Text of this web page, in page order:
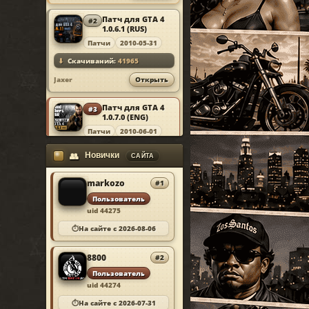
▦ Traffic Load
◉ Ultimate Camera Control
MOD
#2 Патч для GTA 4
1.0.6.1 (RUS)
Патчи
2010-05-31
⬇ Скачиваний: 41965
Jaxer
Открыть
MOD
#3 Патч для GTA 4
1.0.7.0 (ENG)
Патчи
2010-06-01
⬇
Jaxer
Открыть
MOD
#4 Simple Native
Trainer v6.5
Скрипты
2013-03-09
⬇ Скачиваний:41788
Alex9581
Открыть
MOD
#5 Chikamru Real
Traffic v1.0
👥 Новички САЙТА
markozo
#1
Пользователь
uid 44275
⏱На сайте с 2026-08-06
8800
#2
Пользователь
uid 44274
⏱На сайте с 2026-07-31